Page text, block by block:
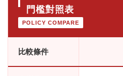
門檻對照表
POLICY COMPARE
比較條件